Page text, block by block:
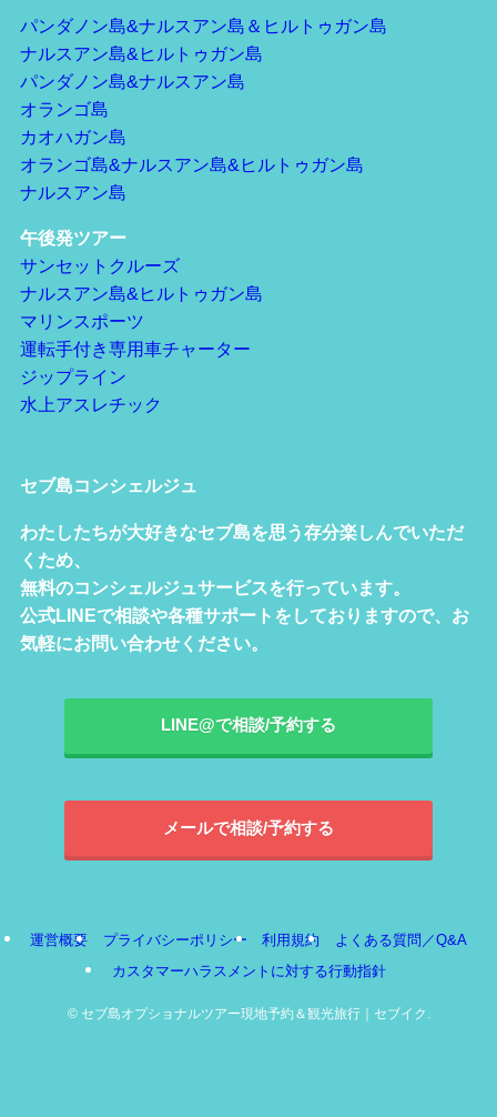
パンダノン島&ナルスアン島＆ヒルトゥガン島
ナルスアン島&ヒルトゥガン島
パンダノン島&ナルスアン島
オランゴ島
カオハガン島
オランゴ島&ナルスアン島&ヒルトゥガン島
ナルスアン島
午後発ツアー
サンセットクルーズ
ナルスアン島&ヒルトゥガン島
マリンスポーツ
運転手付き専用車チャーター
ジップライン
水上アスレチック
セブ島コンシェルジュ
わたしたちが大好きなセブ島を思う存分楽しんでいただ
くため、
無料のコンシェルジュサービスを行っています。
公式LINEで相談や各種サポートをしておりますので、お
気軽にお問い合わせください。
LINE@で相談/予約する
メールで相談/予約する
運営概要 プライバシーポリシー 利用規約
よくある質問／Q&A
カスタマーハラスメントに対する行動指針
©セブ島オプショナルツアー現地予約＆観光旅行｜セブイク.